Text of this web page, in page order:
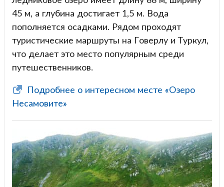
45 м, а глубина достигает 1,5 м. Вода
пополняется осадками. Рядом проходят
туристические маршруты на Говерлу и Туркул,
что делает это место популярным среди
путешественников.
Подробнее о интересном месте «Озеро
Несамовите»